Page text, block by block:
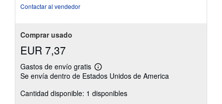
Contactar al vendedor
Comprar usado
EUR 7,37
Gastos de envío gratis
Más
información
las
tarifas
Se envía dentro de Estados Unidos de America
Cantidad disponible: 1 disponibles